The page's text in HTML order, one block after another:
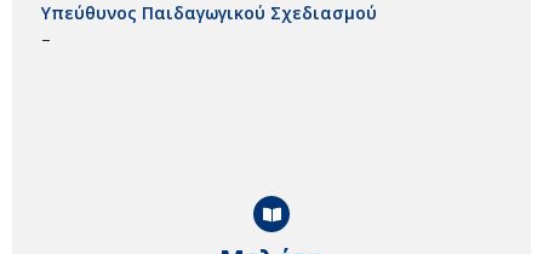
Υπεύθυνος Παιδαγωγικού Σχεδιασμού
–